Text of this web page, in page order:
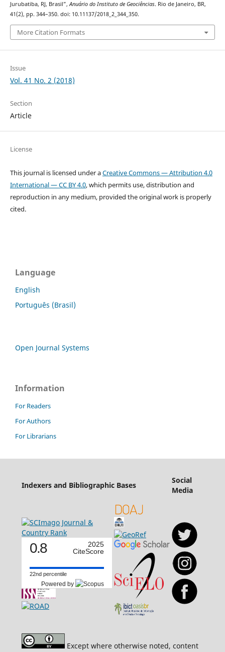
Jurubatiba, RJ, Brasil”,Anuário do Instituto de Geociências. Rio de Janeiro, BR,
41(2), pp. 344–350. doi: 10.11137/2018_2_344_350.
More Citation Formats
Issue
Vol. 41 No. 2 (2018)
Section
Article
License
This journal is licensed under aCreative Commons — Attribution 4.0
International — CC BY 4.0, which permits use, distribution and
reproduction in any medium, provided the original work is properly
cited.
Language
English
Português (Brasil)
Open Journal Systems
Information
For Readers
For Authors
For Librarians
Indexers and Bibliographic Bases
Social
Media
0.8
2025
CiteScore
22nd percentile
Powered by
Except where otherwise noted, content